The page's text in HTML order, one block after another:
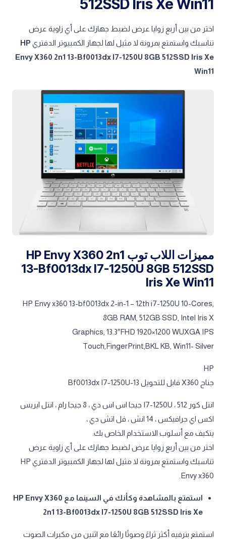
512SSD Iris Xe Win11
اختر من بين أربع زوايا عرض لضبط جهازك على أي زاوية عرض
تناسبك واستمتع بمرونة لا مثيل لها لجهاز الكمبيوتر الدفتري HP
Envy X360 2n1 13-Bf0013dx I7-1250U 8GB 512SSD Iris Xe
Win11
مميزات اللاب توب HP Envy X360 2n1
13-Bf0013dx I7-1250U 8GB 512SSD
Iris Xe Win11
HP Envy x360 13-bf0013dx 2-in-1 – 12th i7-1250U 10-Cores,
8GB RAM, 512GB SSD, Intel Iris X
Graphics, 13.3″FHD 1920×1200 WUXGA IPS
Touch,FingerPrint,BKL KB, Win11- Silver
HP
جناح X360 قابل للتحويل 13-Bf0013dx I7-1250U
انتل كور I7-1250U ، 512 جيجا اس اس دي ، 8 جيجا رام ، انتل ايريس
اكس اي جرافيكس ، 14 انش ، فل اتش دي ،
يتكيف مع أسلوب الاستخدام الخاص بك:
اختر من بين أربع زوايا عرض لضبط جهازك على أي زاوية عرض
تناسبك واستمتع بمرونة لا مثيل لها لجهاز الكمبيوتر الدفتري HP
Envy x360.
استمتع بالمشاهدة وكأنك في السينما مع HP Envy X360
2n1 13-Bf0013dx I7-1250U 8GB 512SSD Iris Xe
استمتع بترفيه أكثر ثراءً وصوتًا رائعًا مع اثنين من مكبرات الصوت